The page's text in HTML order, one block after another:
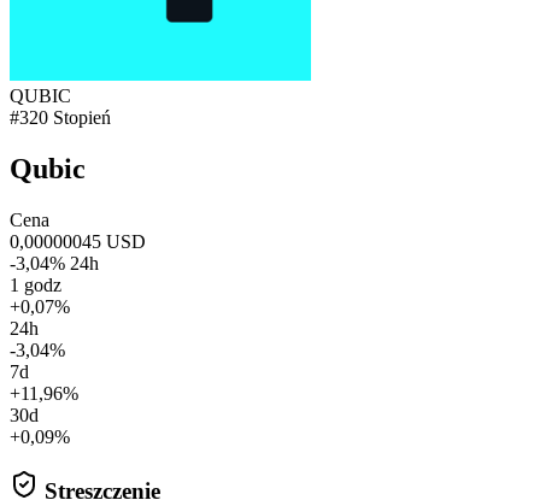
QUBIC
#320 Stopień
Qubic
Cena
0,00000045 USD
-3,04% 24h
1 godz
+0,07%
24h
-3,04%
7d
+11,96%
30d
+0,09%
Streszczenie